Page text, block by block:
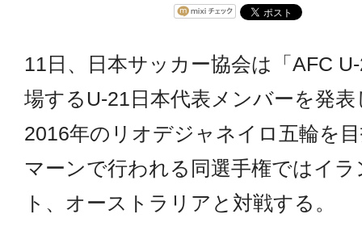
11日、日本サッカー協会は「AFC
場するU-21日本代表メンバーを発
2016年のリオデジャネイロ五輪を
マーンで行われる同選手権ではイ
ト、オーストラリアと対戦する。